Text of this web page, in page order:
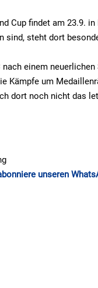
Cup findet am 23.9.
sind, steht dort
einem
Kämpfe um
dort noch nicht das
unseren